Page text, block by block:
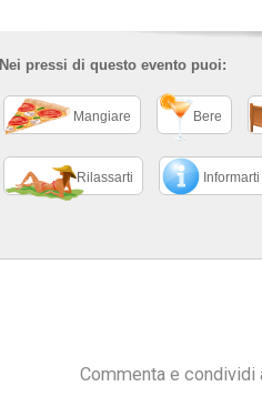
Nei pressi di questo evento puoi:
Mangiare Bere
Rilassarti Informarti
Commenta e